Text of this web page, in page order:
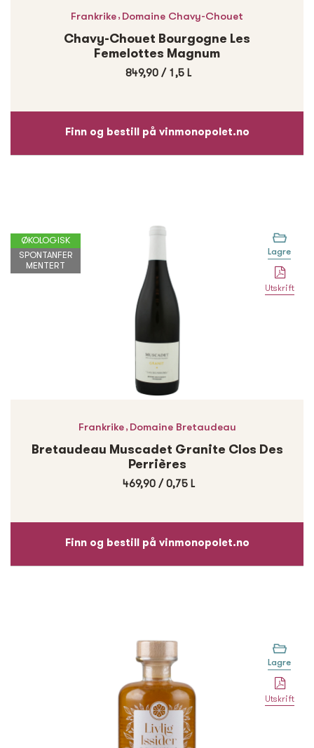
Frankrike, Domaine Chavy-Chouet
Finn og bestill på vinmonopolet.no
Chavy-Chouet Bourgogne Les
Femelottes Magnum
849,90 / 1,5 L
Utskrift
ØKOLOGISK
SPONTANFER
MENTERT
Frankrike, Domaine Bretaudeau
Finn og bestill på vinmonopolet.no
Bretaudeau Muscadet Granite Clos Des
Perrières
469,90 / 0,75 L
Lagre
Utskrift
Lagre